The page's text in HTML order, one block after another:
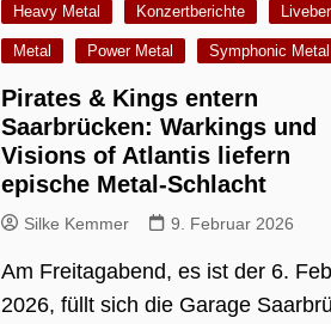
Heavy Metal Konzertberichte
Metal Power Metal Symphonic Metal
Pirates & Kings entern
Saarbrücken: Warkings und
Visions of Atlantis liefern
epische Metal-Schlacht
Silke Kemmer 9. Februar 2026
Am Freitagabend, es ist der 6.
2026, füllt sich die Garage